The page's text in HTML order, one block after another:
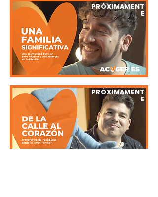
PRÓXIMAMENT
E
PRÓXIMAMENT
E